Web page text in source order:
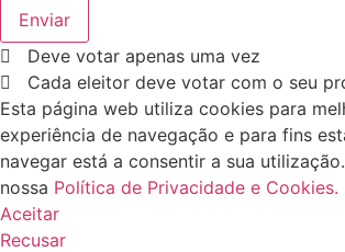
Enviar
Deve votar apenas uma vez
Cada eleitor deve votar com o seu
Esta página web utiliza cookies para
experiência de navegação e para fins
navegar está a consentir a sua
nossa Política de Privacidade e Cookies.
Aceitar
Recusar